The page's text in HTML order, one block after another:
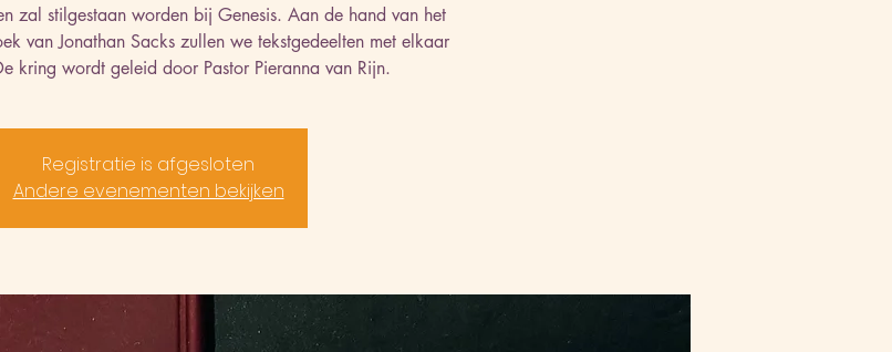
zal stilgestaan worden bij Genesis. Aan de hand van het
van Jonathan Sacks zullen we tekstgedeelten met elkaar
kring wordt geleid door Pastor Pieranna van Rijn.
Registratie is afgesloten
Andere evenementen bekijken